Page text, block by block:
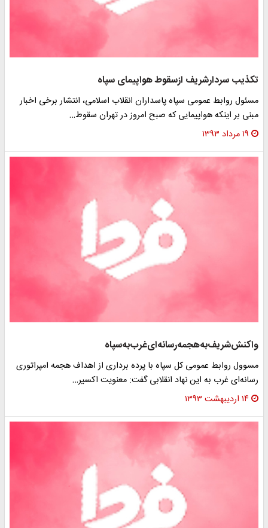
تکذیب سردارشریف ازسقوط هواپیمای سپاه
مسئول روابط عمومی سپاه پاسداران انقلاب اسلامی، انتشار برخی اخبار
مبنی بر اینکه هواپیمایی که صبح امروز در تهران سقوط…
۱۹ مرداد ۱۳۹۳
واکنش‌شریف‌به‌هجمه‌رسانه‌ای‌غرب‌به‌سپاه
مسوول روابط عمومی کل سپاه با پرده برداری از اهداف هجمه امپراتوری
رسانه‌ای غرب به این نهاد انقلابی گفت: معنویت اکسیر…
۱۴ اردیبهشت ۱۳۹۳